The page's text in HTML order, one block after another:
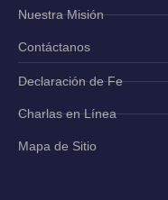
Nuestra Misión
Contáctanos
Declaración de Fe
Charlas en Línea
Mapa de Sitio